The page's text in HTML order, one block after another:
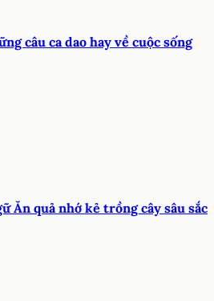
câu ca dao hay về cuộc sống
Ăn quả nhớ kẻ trồng cây sâu sắc